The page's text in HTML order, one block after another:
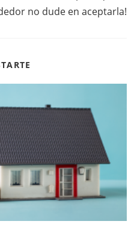
no dude en aceptarla!